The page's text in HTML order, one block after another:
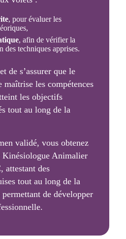
, pour évaluer les
, afin de vérifier la
des techniques apprises.
de s’assurer que le
les compétences
les objectifs
tout au long de la
validé, vous obtenez
Animalier
attestant des
tout au long de la
de développer